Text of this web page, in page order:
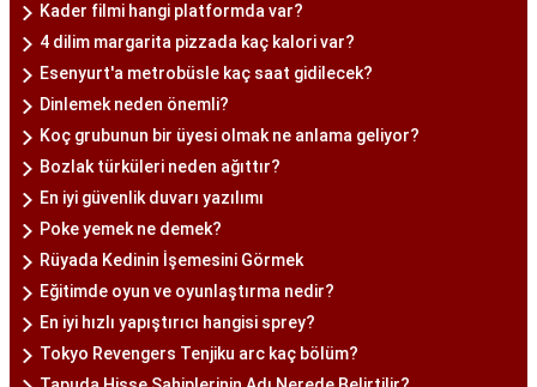
Kader filmi hangi platformda var?
4 dilim margarita pizzada kaç kalori var?
Esenyurt'a metrobüsle kaç saat gidilecek?
Dinlemek neden önemli?
Koç grubunun bir üyesi olmak ne anlama geliyor?
Bozlak türküleri neden ağıttır?
En iyi güvenlik duvarı yazılımı
Poke yemek ne demek?
Rüyada Kedinin İşemesini Görmek
Eğitimde oyun ve oyunlaştırma nedir?
En iyi hızlı yapıştırıcı hangisi sprey?
Tokyo Revengers Tenjiku arc kaç bölüm?